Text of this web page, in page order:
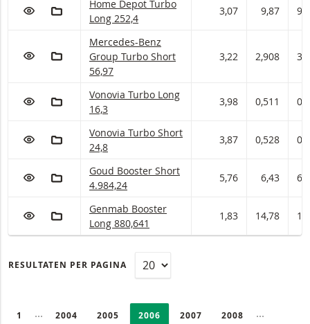
VOEG TOE AAN WATCHLIST
AAN PORTFOLIO TOEVOEGEN
Home Depot Turbo met ISIN code:
Home Depot Turbo
Long 252,4
3,07 9,87
VOEG TOE AAN WATCHLIST
AAN PORTFOLIO TOEVOEGEN
Mercedes-Benz Group Turbo met ISIN code:
Mercedes-Benz
Group Turbo Short
56,97
3,22 2,908
VOEG TOE AAN WATCHLIST
AAN PORTFOLIO TOEVOEGEN
Vonovia Turbo met ISIN code:
Vonovia Turbo Long
16,3
3,98 0,511
VOEG TOE AAN WATCHLIST
AAN PORTFOLIO TOEVOEGEN
Vonovia Turbo met ISIN code:
Vonovia Turbo Short
24,8
3,87 0,528
VOEG TOE AAN WATCHLIST
AAN PORTFOLIO TOEVOEGEN
Goud Booster met ISIN code:
Goud Booster Short
4.984,24
5,76 6,43
VOEG TOE AAN WATCHLIST
AAN PORTFOLIO TOEVOEGEN
Genmab Booster met ISIN code:
Genmab Booster
Long 880,641
1,83 14,78
RESULTATEN PER PAGINA
PAGE
1 Ingeklapte pagina’s
PAGINA
2004 PAGINA
2005 Selected:
PAGINA
2006 PAGINA
2007 PAGINA
2008